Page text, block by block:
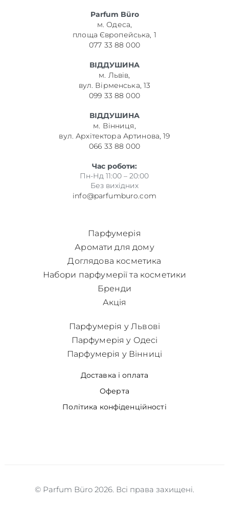
Parfum Büro
м. Одеса,
площа Європейська, 1
077 33 88 000
ВІДДУШИНА
м. Львів,
вул. Вірменська, 13
099 33 88 000
ВІДДУШИНА
м. Вінниця,
вул. Архітектора Артинова, 19
066 33 88 000
Час роботи:
Пн-Нд 11:00 – 20:00
Без вихідних
info@parfumburo.com
Парфумерія
Аромати для дому
Доглядова косметика
Набори парфумерії та косметики
Бренди
Акція
Доставка і оплата
Оферта
Політика конфіденційності
Парфумерія у Львові
Парфумерія у Одесі
Парфумерія у Вінниці
© Parfum Büro 2026. Всі права захищені.